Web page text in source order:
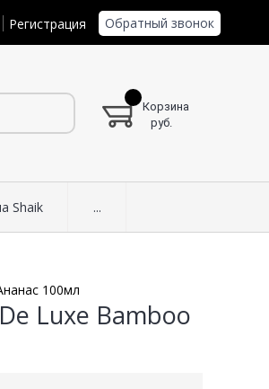
Регистрация Обратный звонок
Корзина
руб.
Shaik ...
100мл
Luxe Bamboo